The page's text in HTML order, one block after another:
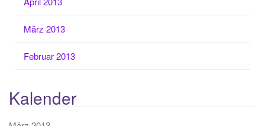
März 2013
Februar 2013
Kalender